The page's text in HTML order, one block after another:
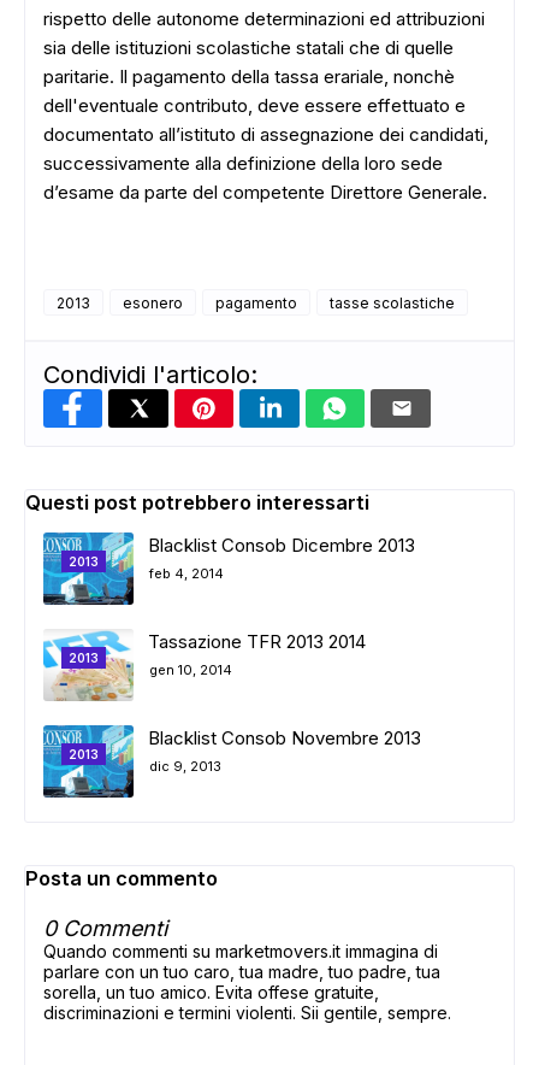
rispetto delle autonome determinazioni ed attribuzioni
sia delle istituzioni scolastiche statali che di quelle
paritarie. Il pagamento della tassa erariale, nonchè
dell'eventuale contributo, deve essere effettuato e
documentato all’istituto di assegnazione dei candidati,
successivamente alla definizione della loro sede
d’esame da parte del competente Direttore Generale.
2013 esonero pagamento tasse scolastiche
Condividi l'articolo:
Questi post potrebbero interessarti
2013
Blacklist Consob Dicembre 2013
feb 4, 2014
2013
Tassazione TFR 2013 2014
gen 10, 2014
2013
Blacklist Consob Novembre 2013
dic 9, 2013
Posta un commento
0 Commenti
Quando commenti su marketmovers.it immagina di
parlare con un tuo caro, tua madre, tuo padre, tua
sorella, un tuo amico. Evita offese gratuite,
discriminazioni e termini violenti. Sii gentile, sempre.